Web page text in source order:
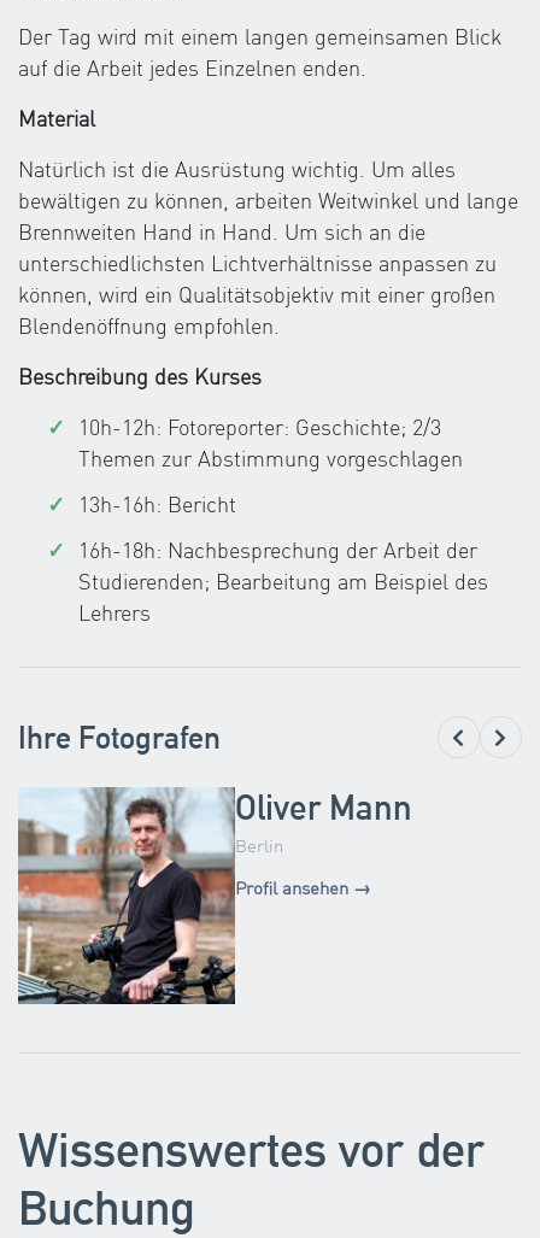
Der Tag wird mit einem langen gemeinsamen Blick
auf die Arbeit jedes Einzelnen enden.
Material
Natürlich ist die Ausrüstung wichtig. Um alles
bewältigen zu können, arbeiten Weitwinkel und lange
Brennweiten Hand in Hand. Um sich an die
unterschiedlichsten Lichtverhältnisse anpassen zu
können, wird ein Qualitätsobjektiv mit einer großen
Blendenöffnung empfohlen.
Beschreibung des Kurses
10h-12h: Fotoreporter: Geschichte; 2/3
Themen zur Abstimmung vorgeschlagen
13h-16h: Bericht
16h-18h: Nachbesprechung der Arbeit der
Studierenden; Bearbeitung am Beispiel des
Lehrers
Ihre Fotografen
Oliver Mann
Berlin
Profil ansehen →
Wissenswertes vor der
Buchung